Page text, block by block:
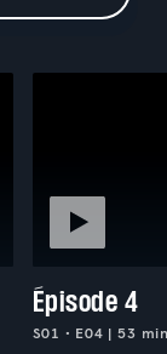
Épisode 4
S01 • E04 | 53